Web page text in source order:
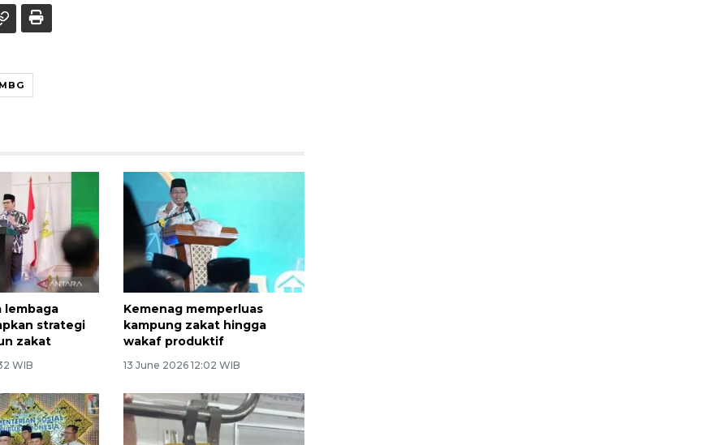
MBG
lembaga
strategi
zakat
WIB
Kemenag memperluas
kampung zakat hingga
wakaf produktif
13 June 2026 12:02 WIB